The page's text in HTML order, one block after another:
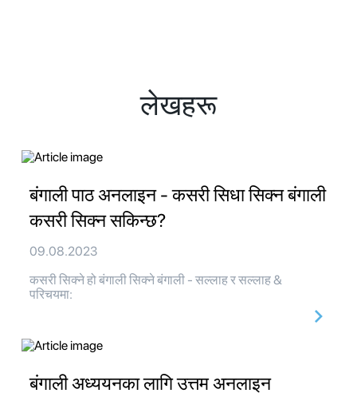
लेखहरू
बंगाली पाठ अनलाइन - कसरी सिधा सिक्न बंगाली
कसरी सिक्न सकिन्छ?
09.08.2023
कसरी सिक्ने हो बंगाली सिक्ने बंगाली - सल्लाह र सल्लाह &
परिचयमा:
बंगाली अध्ययनका लागि उत्तम अनलाइन